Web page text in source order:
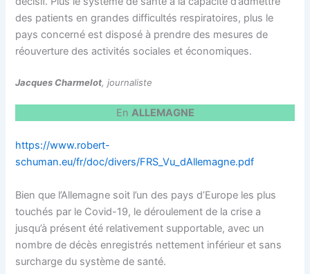
des patients en grandes difficultés respiratoires, plus le
pays concerné est disposé à prendre des mesures de
réouverture des activités sociales et économiques.
Jacques Charmelot, journaliste
En ALLEMAGNE
https://www.robert-
schuman.eu/fr/doc/divers/FRS_Vu_dAllemagne.pdf
Bien que l’Allemagne soit l’un des pays d’Europe les plus
touchés par le Covid-19, le déroulement de la crise a
jusqu’à présent été relativement supportable, avec un
nombre de décès enregistrés nettement inférieur et sans
surcharge du système de santé.